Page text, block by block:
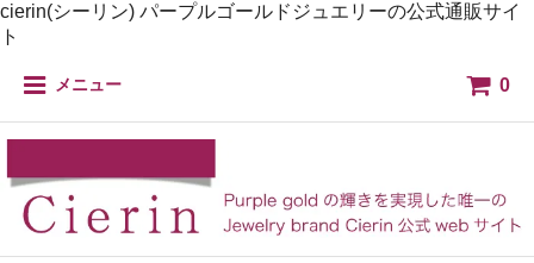
cierin(シーリン) パープルゴールドジュエリーの公式通販サイ
ト
メニュー 0